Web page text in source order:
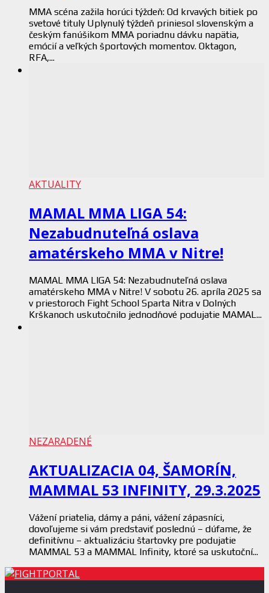
MMA scéna zažila horúci týždeň: Od krvavých bitiek po
svetové tituly Uplynulý týždeň priniesol slovenským a
českým fanúšikom MMA poriadnu dávku napätia,
emócií a veľkých športových momentov. Oktagon,
RFA,...
AKTUALITY
MAMAL MMA LIGA 54:
Nezabudnuteľná oslava
amatérskeho MMA v Nitre!
MAMAL MMA LIGA 54: Nezabudnuteľná oslava
amatérskeho MMA v Nitre! V sobotu 26. apríla 2025 sa
v priestoroch Fight School Sparta Nitra v Dolných
Krškanoch uskutočnilo jednodňové podujatie MAMAL...
NEZARADENÉ
AKTUALIZACIA 04, ŠAMORÍN,
MAMMAL 53 INFINITY, 29.3.2025
Vážení priatelia, dámy a páni, vážení zápasníci,
dovoľujeme si vám predstaviť poslednú – dúfame, že
definitívnu – aktualizáciu štartovky pre podujatie
MAMMAL 53 a MAMMAL Infinity, ktoré sa uskutoční...